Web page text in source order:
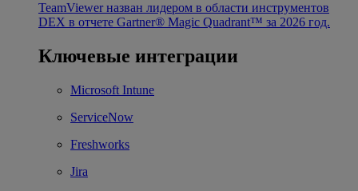
TeamViewer назван лидером в области инструментов
DEX в отчете Gartner® Magic Quadrant™ за 2026 год.
Ключевые интеграции
Microsoft Intune
ServiceNow
Freshworks
Jira